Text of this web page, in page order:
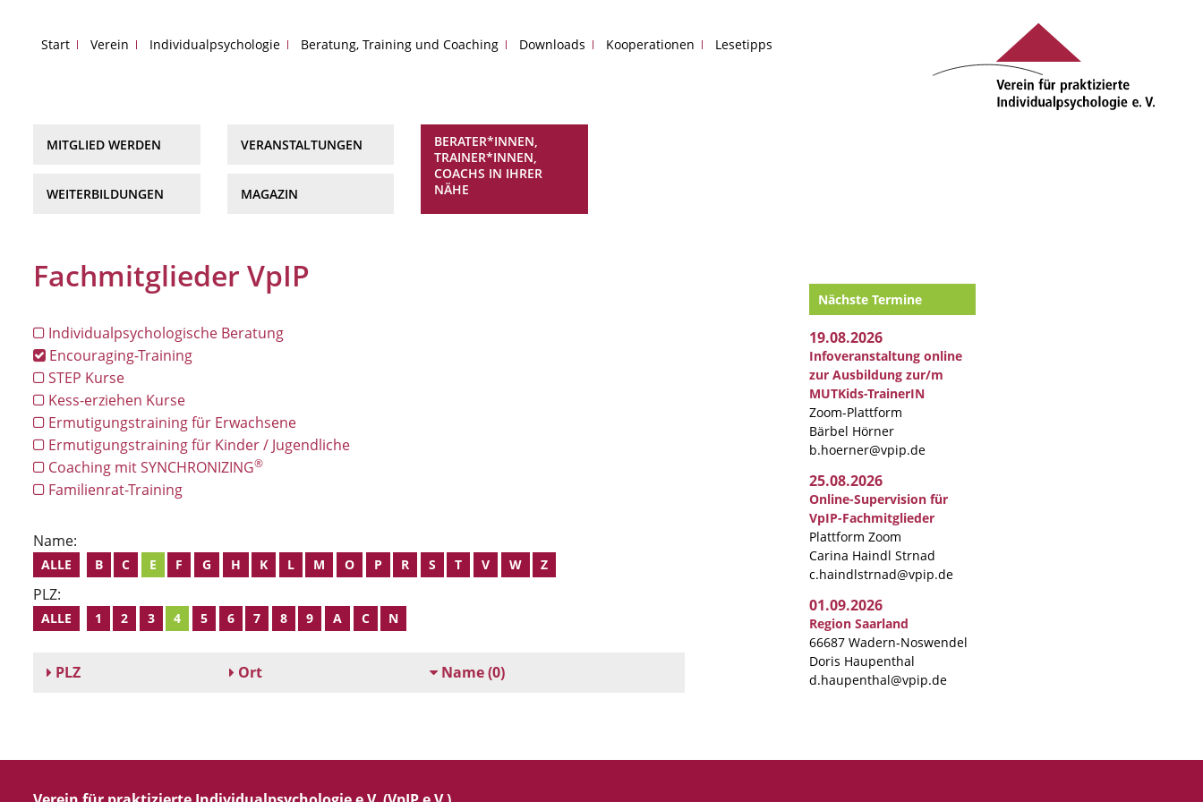
Start Verein Individualpsychologie Beratung, Training und Coaching Downloads Kooperationen Lesetipps
MITGLIED WERDEN
WEITERBILDUNGEN
VERANSTALTUNGEN
MAGAZIN
BERATER*INNEN,
TRAINER*INNEN,
COACHS IN IHRER
NÄHE
Fachmitglieder VpIP
Individualpsychologische Beratung
Encouraging-Training
STEP Kurse
Kess-erziehen Kurse
Ermutigungstraining für Erwachsene
Ermutigungstraining für Kinder / Jugendliche
Coaching mit SYNCHRONIZING®
Familienrat-Training
Name:
ALLE B C E F G H K L M O P R S T V W Z
PLZ:
ALLE 1 2 3 4 5 6 7 8 9 A C N
PLZ Ort Name(0)
Nächste Termine
19.08.2026
Infoveranstaltung online
zur Ausbildung zur/m
MUTKids-TrainerIN
Zoom-Plattform
Bärbel Hörner
b.hoerner@vpip.de
25.08.2026
Online-Supervision für
VpIP-Fachmitglieder
Plattform Zoom
Carina Haindl Strnad
c.haindlstrnad@vpip.de
01.09.2026
Region Saarland
66687 Wadern-Noswendel
Doris Haupenthal
d.haupenthal@vpip.de